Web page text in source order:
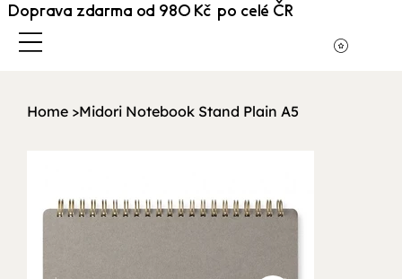
Doprava zdarma od 980 Kč po celé ČR
Home >Midori Notebook Stand Plain A5